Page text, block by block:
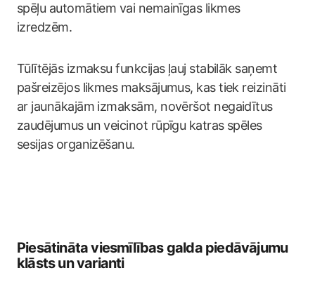
spēļu automātiem vai nemainīgas likmes
izredzēm.
Tūlītējās izmaksu funkcijas ļauj stabilāk saņemt
pašreizējos likmes maksājumus, kas tiek reizināti
ar jaunākajām izmaksām, novēršot negaidītus
zaudējumus un veicinot rūpīgu katras spēles
sesijas organizēšanu.
Piesātināta viesmīlības galda piedāvājumu
klāsts un varianti